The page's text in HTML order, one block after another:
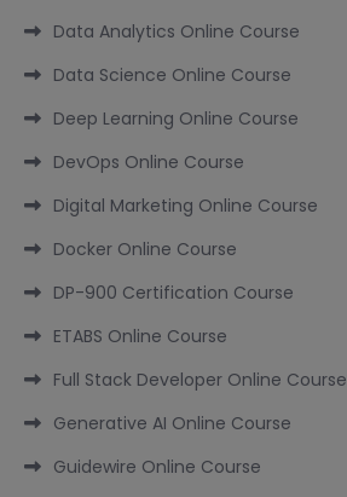
Data Analytics Online Course
Data Science Online Course
Deep Learning Online Course
DevOps Online Course
Digital Marketing Online Course
Docker Online Course
DP-900 Certification Course
ETABS Online Course
Full Stack Developer Online Course
Generative AI Online Course
Guidewire Online Course